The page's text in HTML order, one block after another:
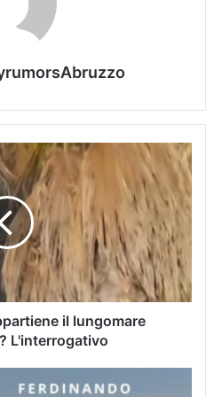
il lungomare
L'interrogativo